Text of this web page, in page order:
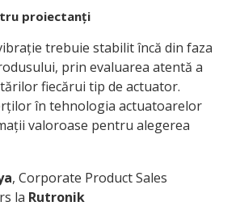
proiectanți
trebuie stabilit încă din faza
prin evaluarea atentă a
fiecărui tip de actuator.
în tehnologia actuatoarelor
valoroase pentru alegerea
, Corporate Product Sales
la Rutronik